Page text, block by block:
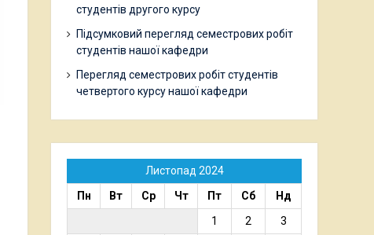
студентів другого курсу
Підсумковий перегляд семестрових робіт
студентів нашої кафедри
Перегляд семестрових робіт студентів
четвертого курсу нашої кафедри
Листопад 2024
Пн
Вт Ср Чт Пт Сб
Нд
1
2 3